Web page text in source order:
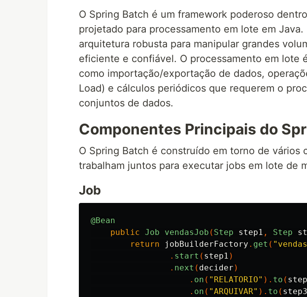
O Spring Batch é um framework poderoso
projetado para processamento em lote em Java.
arquitetura robusta para manipular grandes
eficiente e confiável. O processamento em lote
como importação/exportação de dados,
Load) e cálculos periódicos que requerem o
conjuntos de dados.
Componentes Principais do
O Spring Batch é construído em torno de vários
trabalham juntos para executar jobs em lote de
Job
@Bean
public Job vendasJob ( Step step1 , Step
return
jobBuilderFactory . get (
. start ( step1 )
. next ( decider )
. on ( "RELATORIO" ). to (
. on ( "ARQUIVAR" ). to ( step3